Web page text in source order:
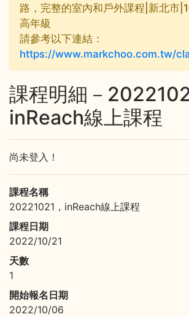
路，完整的室內和戶外課程|新北市
高年級
請參考以下連結：
https://www.markchoo.com.tw/
課程明細－
inReach線上課程
尚未登入！
課程名稱
20221021，inReach線上課程
課程日期
2022/10/21
天數
1
開始報名日期
2022/10/06